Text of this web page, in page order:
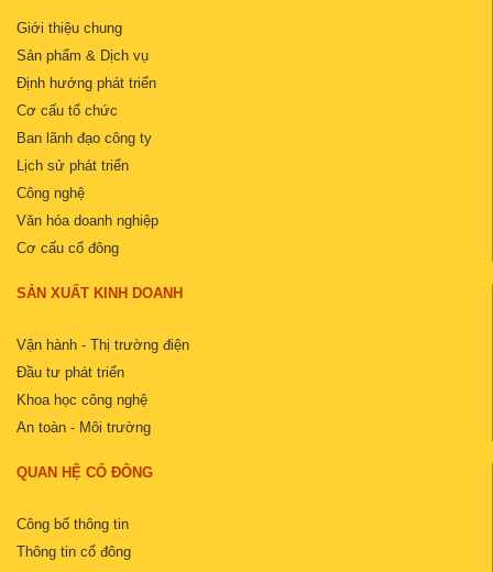
Giới thiệu chung
Sản phẩm & Dịch vụ
Định hướng phát triển
Cơ cấu tổ chức
Ban lãnh đạo công ty
Lịch sử phát triển
Công nghệ
Văn hóa doanh nghiệp
Cơ cấu cổ đông
SẢN XUẤT KINH DOANH
Vận hành - Thị trường điện
Đầu tư phát triển
Khoa học công nghệ
An toàn - Môi trường
QUAN HỆ CỔ ĐÔNG
Công bố thông tin
Thông tin cổ đông